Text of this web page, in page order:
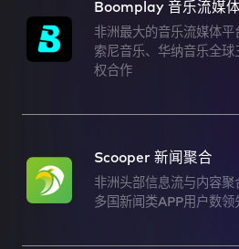
Boomplay 音乐流媒体
非洲最大的音乐流媒体平
索尼音乐、华纳音乐全球
权合作
Scooper 新闻聚合
非洲头部信息流与内容聚
多国新闻类APP用户数领